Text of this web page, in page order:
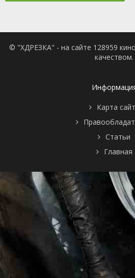
© "ХДРЕЗКА" - на сайте 128959
качеством.
Карта
Статьи
Главная